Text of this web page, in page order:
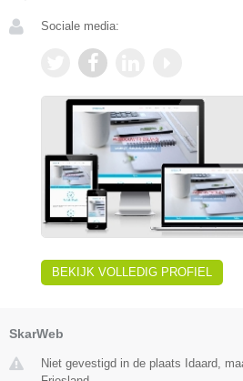
Sociale media:
BEKIJK VOLLEDIG PROFIEL
SkarWeb
Niet gevestigd in de plaats Idaard,